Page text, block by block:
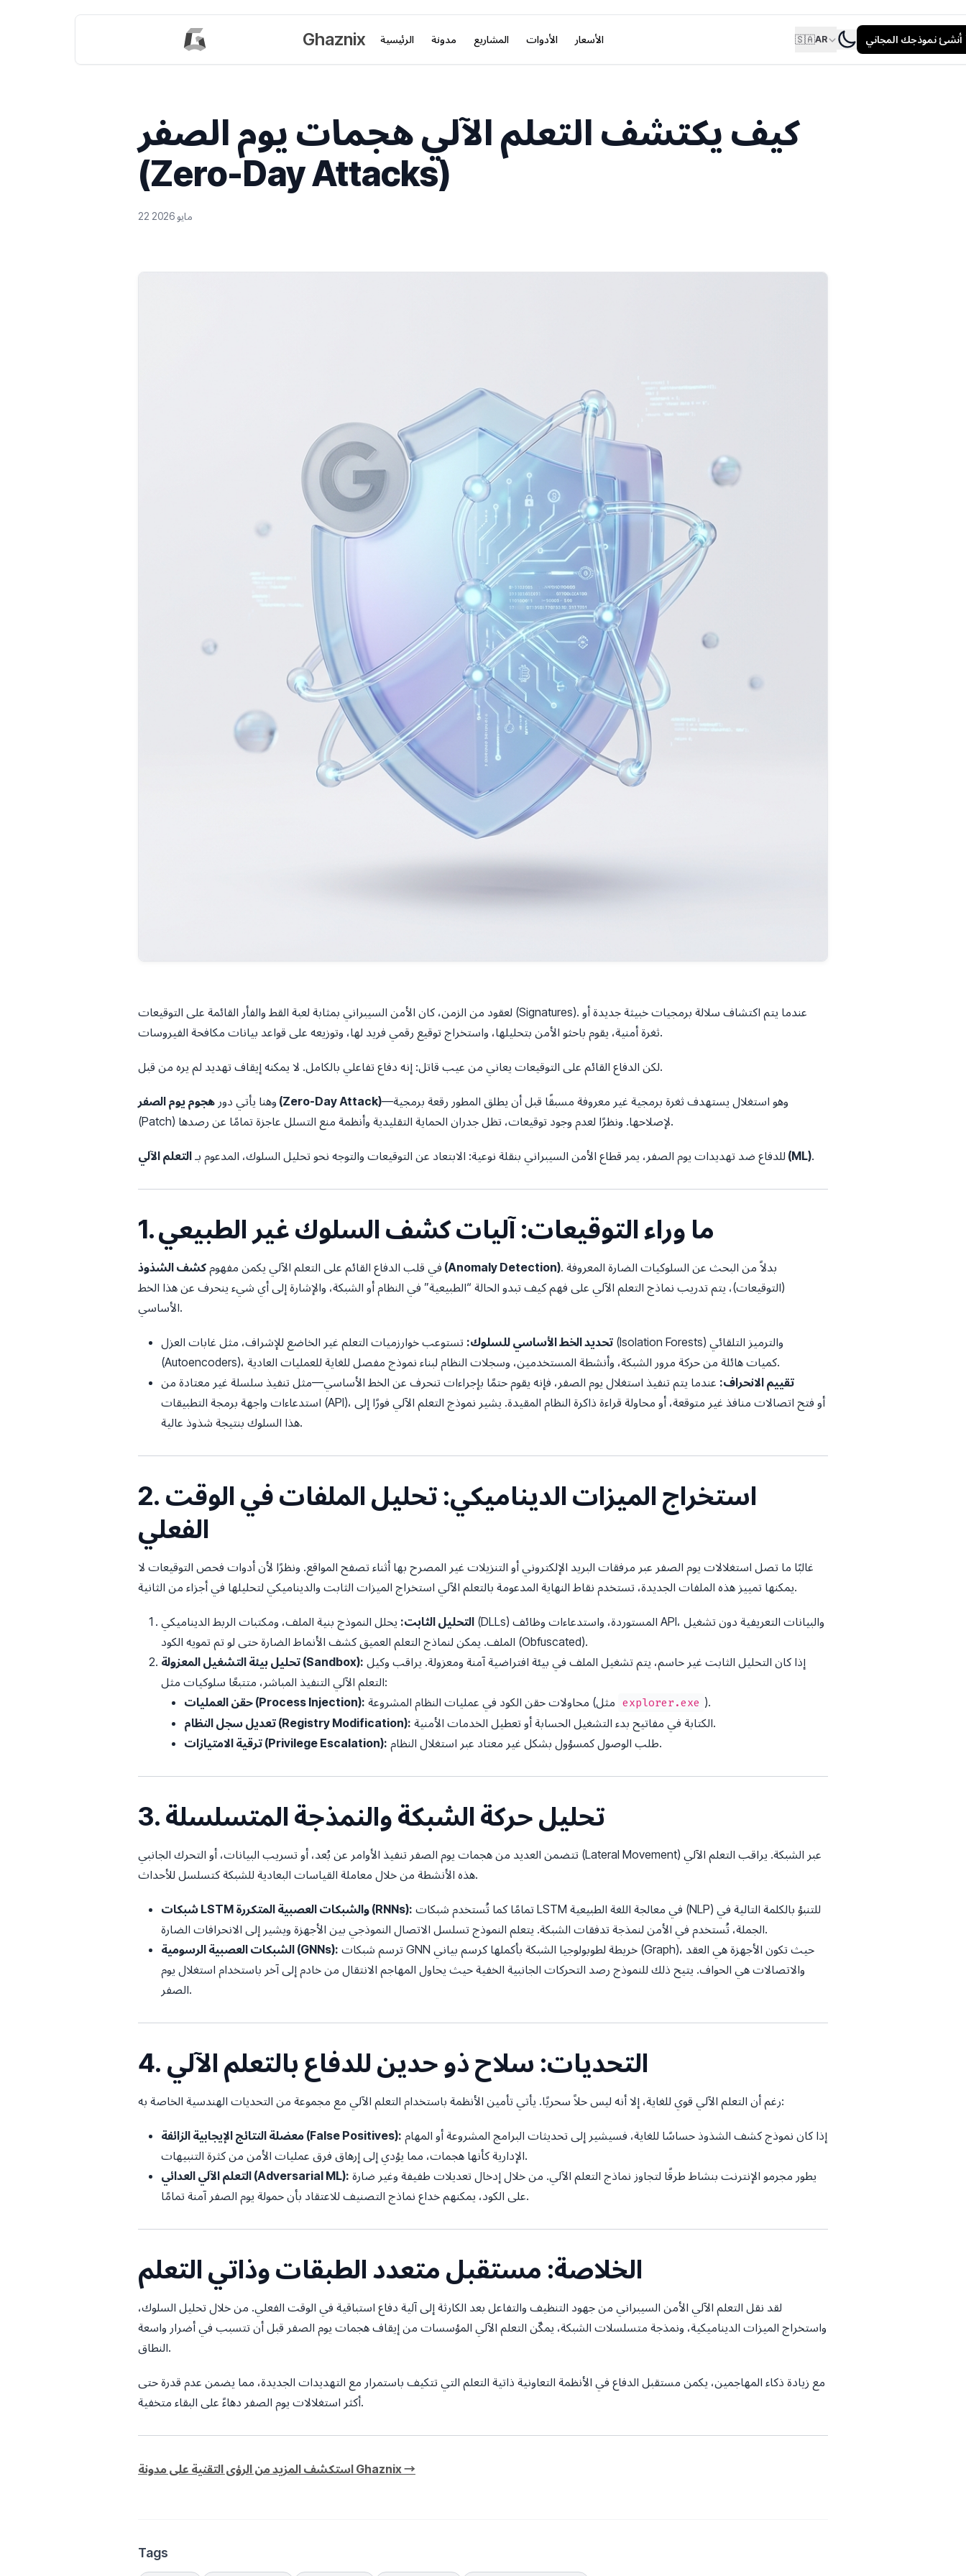
Ghaznix الرئيسية مدونة المشاريع الأدوات الأسعار 🇸🇦AR أنشئ نموذجك المجاني
كيف يكتشف التعلم الآلي هجمات يوم الصفر
(Zero-Day Attacks)
22 مايو 2026
لعقود من الزمن، كان الأمن السيبراني بمثابة لعبة القط والفأر القائمة على التوقيعات (Signatures). عندما يتم اكتشاف سلالة برمجيات خبيثة جديدة أو
ثغرة أمنية، يقوم باحثو الأمن بتحليلها، واستخراج توقيع رقمي فريد لها، وتوزيعه على قواعد بيانات مكافحة الفيروسات.
لكن الدفاع القائم على التوقيعات يعاني من عيب قاتل: إنه دفاع تفاعلي بالكامل. لا يمكنه إيقاف تهديد لم يره من قبل.
وهنا يأتي دور هجوم يوم الصفر (Zero-Day Attack)—وهو استغلال يستهدف ثغرة برمجية غير معروفة مسبقًا قبل أن يطلق المطور رقعة برمجية
(Patch) لإصلاحها. ونظرًا لعدم وجود توقيعات، تظل جدران الحماية التقليدية وأنظمة منع التسلل عاجزة تمامًا عن رصدها.
للدفاع ضد تهديدات يوم الصفر، يمر قطاع الأمن السيبراني بنقلة نوعية: الابتعاد عن التوقيعات والتوجه نحو تحليل السلوك، المدعوم بـ التعلم الآلي (ML).
1. ما وراء التوقيعات: آليات كشف السلوك غير الطبيعي
في قلب الدفاع القائم على التعلم الآلي يكمن مفهوم كشف الشذوذ (Anomaly Detection). بدلاً من البحث عن السلوكيات الضارة المعروفة
(التوقيعات)، يتم تدريب نماذج التعلم الآلي على فهم كيف تبدو الحالة “الطبيعية” في النظام أو الشبكة، والإشارة إلى أي شيء ينحرف عن هذا الخط
الأساسي.
تحديد الخط الأساسي للسلوك: تستوعب خوارزميات التعلم غير الخاضع للإشراف، مثل غابات العزل (Isolation Forests) والترميز التلقائي
(Autoencoders)، كميات هائلة من حركة مرور الشبكة، وأنشطة المستخدمين، وسجلات النظام لبناء نموذج مفصل للغاية للعمليات العادية.
تقييم الانحراف: عندما يتم تنفيذ استغلال يوم الصفر، فإنه يقوم حتمًا بإجراءات تنحرف عن الخط الأساسي—مثل تنفيذ سلسلة غير معتادة من
استدعاءات واجهة برمجة التطبيقات (API)، أو فتح اتصالات منافذ غير متوقعة، أو محاولة قراءة ذاكرة النظام المقيدة. يشير نموذج التعلم الآلي فورًا إلى
هذا السلوك بنتيجة شذوذ عالية.
2. استخراج الميزات الديناميكي: تحليل الملفات في الوقت
الفعلي
غالبًا ما تصل استغلالات يوم الصفر عبر مرفقات البريد الإلكتروني أو التنزيلات غير المصرح بها أثناء تصفح المواقع. ونظرًا لأن أدوات فحص التوقيعات لا
يمكنها تمييز هذه الملفات الجديدة، تستخدم نقاط النهاية المدعومة بالتعلم الآلي استخراج الميزات الثابت والديناميكي لتحليلها في أجزاء من الثانية.
التحليل الثابت: يحلل النموذج بنية الملف، ومكتبات الربط الديناميكي (DLLs) المستوردة، واستدعاءات وظائف API، والبيانات التعريفية دون تشغيل
الملف. يمكن لنماذج التعلم العميق كشف الأنماط الضارة حتى لو تم تمويه الكود (Obfuscated).
تحليل بيئة التشغيل المعزولة (Sandbox):
التعلم الآلي التنفيذ المباشر، متتبعًا سلوكيات مثل:
حقن العمليات (Process Injection):
explorer.exe ).
تعديل سجل النظام (Registry Modification):
الكتابة في مفاتيح بدء التشغيل الحسابة أو تعطيل الخدمات الأمنية.
ترقية الامتيازات (Privilege Escalation):
طلب الوصول كمسؤول بشكل غير معتاد عبر استغلال النظام.
3. تحليل حركة الشبكة والنمذجة المتسلسلة
تتضمن العديد من هجمات يوم الصفر تنفيذ الأوامر عن بُعد، أو تسريب البيانات، أو التحرك الجانبي (Lateral Movement) عبر الشبكة. يراقب التعلم الآلي
هذه الأنشطة من خلال معاملة القياسات البعادية للشبكة كتسلسل للأحداث.
شبكات LSTM والشبكات العصبية المتكررة (RNNs):
الجملة، تُستخدم في الأمن لنمذجة تدفقات الشبكة. يتعلم النموذج تسلسل الاتصال النموذجي بين الأجهزة ويشير إلى الانحرافات الضارة.
الشبكات العصبية الرسومية (GNNs):
والاتصالات هي الحواف. يتيح ذلك للنموذج رصد التحركات الجانبية الخفية حيث يحاول المهاجم الانتقال من خادم إلى آخر باستخدام استغلال يوم
الصفر.
4. التحديات: سلاح ذو حدين للدفاع بالتعلم الآلي
رغم أن التعلم الآلي قوي للغاية، إلا أنه ليس حلاً سحريًا. يأتي تأمين الأنظمة باستخدام التعلم الآلي مع مجموعة من التحديات الهندسية الخاصة به:
معضلة النتائج الإيجابية الزائفة (False Positives):
الإدارية كأنها هجمات، مما يؤدي إلى إرهاق فرق عمليات الأمن من كثرة التنبيهات.
التعلم الآلي العدائي (Adversarial ML):
على الكود، يمكنهم خداع نماذج التصنيف للاعتقاد بأن حمولة يوم الصفر آمنة تمامًا.
الخلاصة: مستقبل متعدد الطبقات وذاتي التعلم
لقد نقل التعلم الآلي الأمن السيبراني من جهود التنظيف والتفاعل بعد الكارثة إلى آلية دفاع استباقية في الوقت الفعلي. من خلال تحليل السلوك،
واستخراج الميزات الديناميكية، ونمذجة متسلسلات الشبكة، يمكّن التعلم الآلي المؤسسات من إيقاف هجمات يوم الصفر قبل أن تتسبب في أضرار واسعة
النطاق.
مع زيادة ذكاء المهاجمين، يكمن مستقبل الدفاع في الأنظمة التعاونية ذاتية التعلم التي تتكيف باستمرار مع التهديدات الجديدة، مما يضمن عدم قدرة حتى
أكثر استغلالات يوم الصفر دهاءً على البقاء متخفية.
استكشف المزيد من الرؤى التقنية على مدونة Ghaznix →
Tags